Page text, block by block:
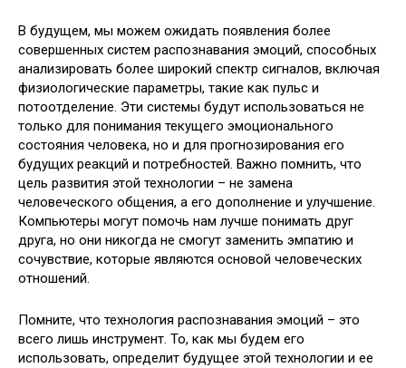
В будущем, мы можем ожидать появления более
совершенных систем распознавания эмоций, способных
анализировать более широкий спектр сигналов, включая
физиологические параметры, такие как пульс и
потоотделение. Эти системы будут использоваться не
только для понимания текущего эмоционального
состояния человека, но и для прогнозирования его
будущих реакций и потребностей. Важно помнить, что
цель развития этой технологии – не замена
человеческого общения, а его дополнение и улучшение.
Компьютеры могут помочь нам лучше понимать друг
друга, но они никогда не смогут заменить эмпатию и
сочувствие, которые являются основой человеческих
отношений.
Помните, что технология распознавания эмоций – это
всего лишь инструмент. То, как мы будем его
использовать, определит будущее этой технологии и ее